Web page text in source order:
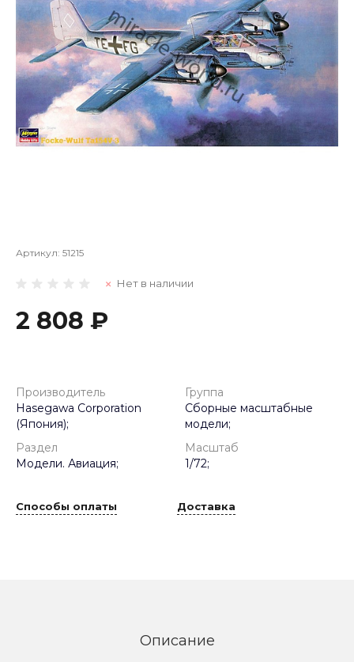
Артикул: 51215
Нет в наличии
2 808 ₽
Производитель
Hasegawa Corporation
(Япония);
Группа
Сборные масштабные
модели;
Раздел
Модели. Авиация;
Масштаб
1/72;
Способы оплаты Доставка
Описание